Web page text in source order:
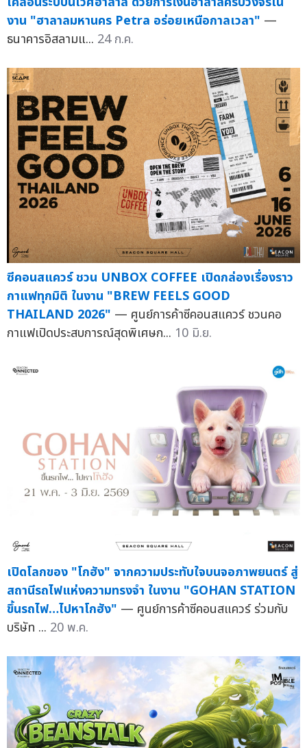
งาน "ฮาลาลมหานคร Petra อร่อยเหนือกาลเวลา" —
ธนาคารอิสลามแ... 24 ก.ค.
ซีคอนสแควร์ ชวน UNBOX COFFEE เปิดกล่องเรื่องราว
กาแฟทุกมิติ ในงาน "BREW FEELS GOOD
THAILAND 2026" — ศูนย์การค้าซีคอนสแควร์ ชวนคอ
กาแฟเปิดประสบการณ์สุดพิเศษก... 10 มิ.ย.
เปิดโลกของ "โกฮัง" จากความประทับใจบนจอภาพยนตร์ สู่
สถานีรถไฟแห่งความทรงจำ ในงาน "GOHAN STATION
ขึ้นรถไฟ…ไปหาโกฮัง" — ศูนย์การค้าซีคอนสแควร์ ร่วมกับ
บริษัท ... 20 พ.ค.